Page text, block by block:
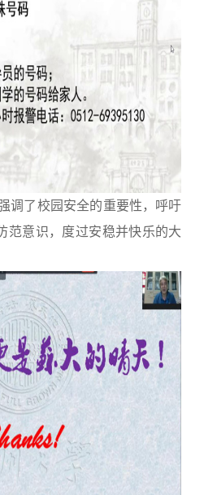
调了校园安全的重要性，呼吁
范意识，度过安稳并快乐的大